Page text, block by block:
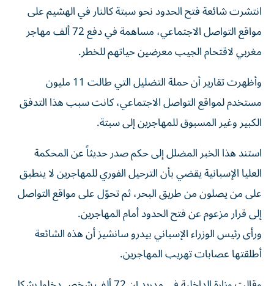
انتشرت شائعة فتح الحدود نحو سبتة كالنار في الهشيم على
مواقع التواصل الاجتماعي، مساهمة في دفع 72 ألف مهاجر
مغربي لاقتحام الجيب معرضين حياتهم للخطر.
وأظهرت تقارير أن حملة التضليل التي طالت 11 مليون
مستخدم لمواقع التواصل الاجتماعي، كانت سبب هذا التدفق
الكبير وغير المسبوق للمهاجرين إلى سبتة.
استند هذا الخبر المضلل إلى حكم صدر حديثاً عن المحكمة
العليا الإسبانية يقضي بأن الترحيل الفوري للمهاجرين لا ينطبق
على من يصلون من طريق البحر، ثم تحوّل على مواقع التواصل
إلى قرار مزعوم عن فتح الحدود أمام المهاجرين.
ورأى رئيس الوزراء الإسباني بيدرو سانشيز أن هذه الشائعة
أطلقتها عصابات تهريب المهاجرين.